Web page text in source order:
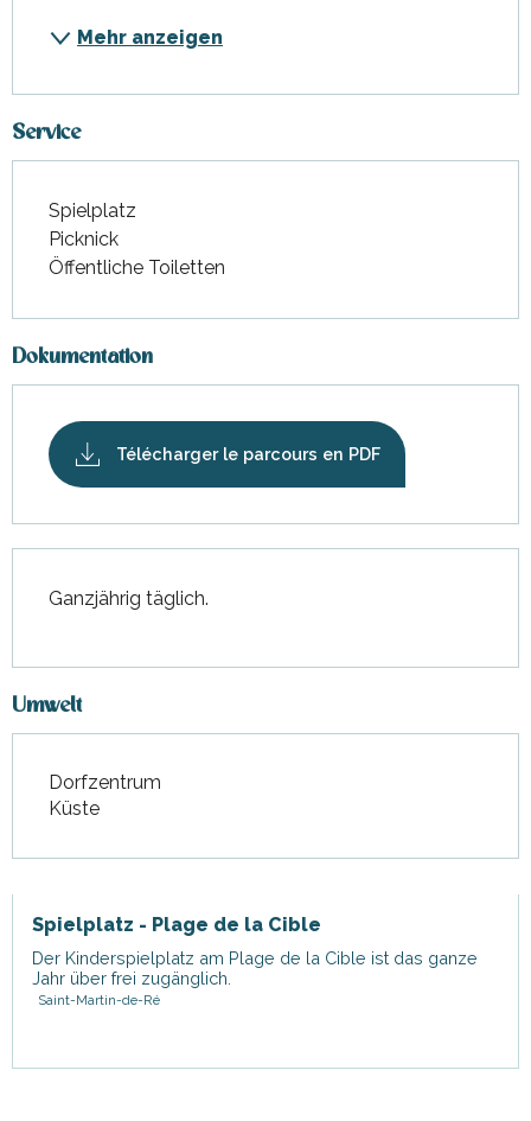
Mehr anzeigen
Service
Spielplatz
Picknick
Öffentliche Toiletten
Dokumentation
Télécharger le parcours en PDF
Ganzjährig täglich.
Umwelt
Dorfzentrum
Küste
Spielplatz - Plage de la Cible
Der Kinderspielplatz am Plage de la Cible ist das ganze
Jahr über frei zugänglich.
Saint-Martin-de-Ré